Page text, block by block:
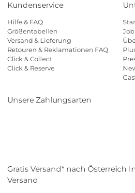
Kundenservice
Hilfe & FAQ
Größentabellen
Versand & Lieferung
Retouren & Reklamationen FAQ
Click & Collect
Click & Reserve
Unsere Zahlungsarten
Gratis Versand* nach Österreich
Versand